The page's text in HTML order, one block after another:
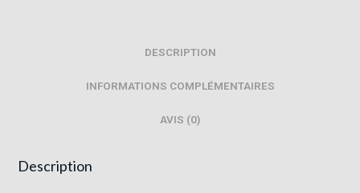
DESCRIPTION
INFORMATIONS COMPLÉMENTAIRES
AVIS (0)
Description